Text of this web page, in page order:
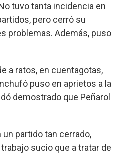
tuvo tanta incidencia en
pero cerró su
problemas. Además, puso
a ratos, en cuentagotas,
puso en aprietos a la
demostrado que Peñarol
un partido tan cerrado,
sucio que a tratar de